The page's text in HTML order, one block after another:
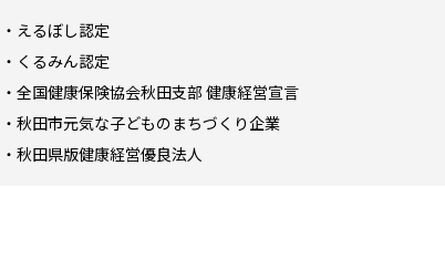
・えるぼし認定
・くるみん認定
・全国健康保険協会秋田支部 健康経営宣言
・秋田市元気な子どものまちづくり企業
・秋田県版健康経営優良法人